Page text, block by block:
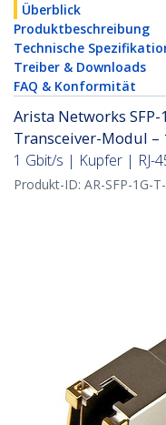
Überblick
Produktbeschreibung
Technische
Treiber & Downloads
FAQ & Konformität
Arista Networks
Transceiver-Modul –
1 Gbit/s | Kupfer | RJ-
Produkt-ID: AR-SFP-1G-